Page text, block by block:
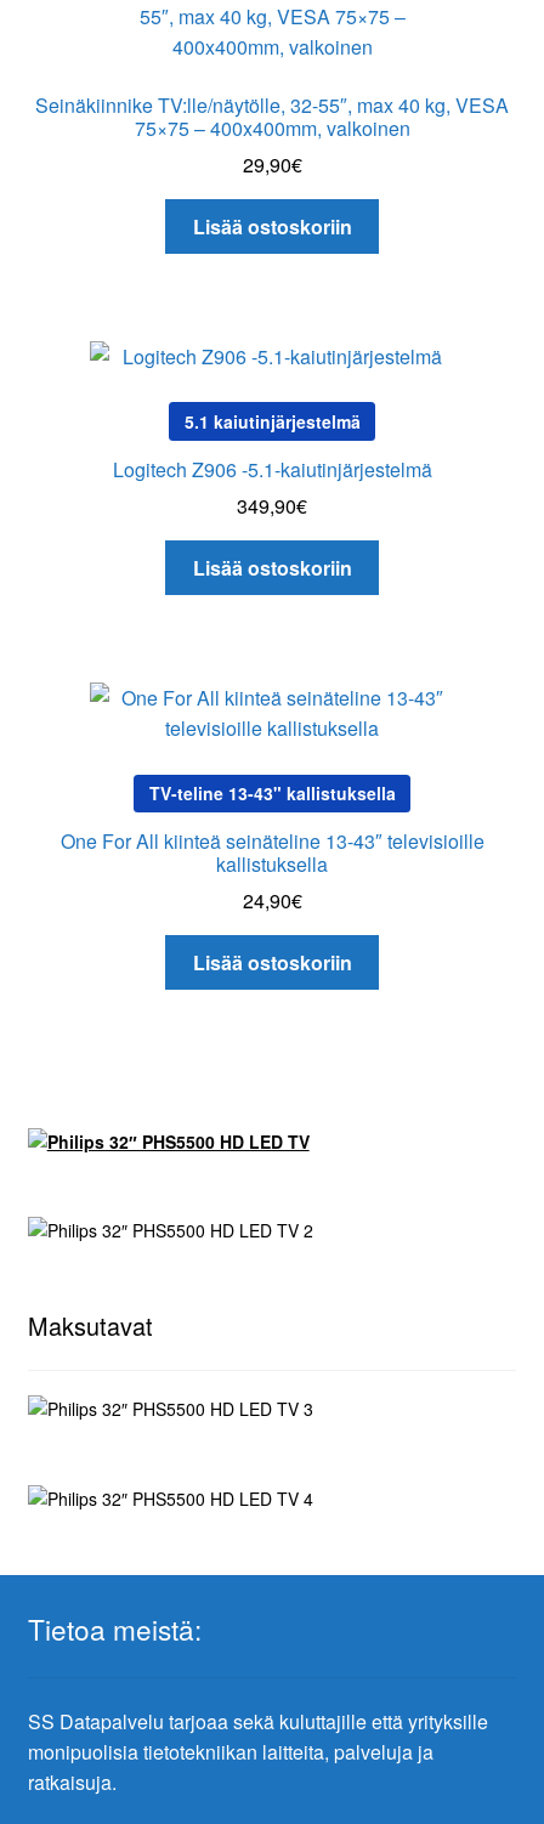
Seinäkiinnike TV:lle/näytölle, 32-55″, max 40 kg, VESA
75×75 – 400x400mm, valkoinen
29,90€
Lisää ostoskoriin
5.1 kaiutinjärjestelmä
Logitech Z906 -5.1-kaiutinjärjestelmä
349,90€
Lisää ostoskoriin
TV-teline 13-43" kallistuksella
One For All kiinteä seinäteline 13-43″ televisioille
kallistuksella
24,90€
Lisää ostoskoriin
Maksutavat
Tietoa meistä:
SS Datapalvelu tarjoaa sekä kuluttajille että yrityksille
monipuolisia tietotekniikan laitteita, palveluja ja
ratkaisuja.